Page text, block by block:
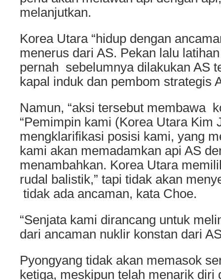
melanjutkan.
Korea Utara “hidup dengan
menerus dari AS. Pekan lalu
pernah sebelumnya dilakukan AS
kapal induk dan pembom strategis
Namun, “aksi tersebut membawa
“Pemimpin kami (Korea Utara Kim
mengklarifikasi posisi kami, yang
kami akan memadamkan api AS
menambahkan. Korea Utara
rudal balistik,” tapi tidak akan
tidak ada ancaman, kata Choe.
“Senjata kami dirancang untuk
dari ancaman nuklir konstan dari
Pyongyang tidak akan memasok
ketiga, meskipun telah menarik diri